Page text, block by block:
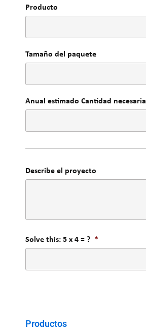
Producto
Tamaño del paquete
Anual estimado Cantidad necesaria
Describe el proyecto
Solve this: 5 x 4 = ? *
Productos